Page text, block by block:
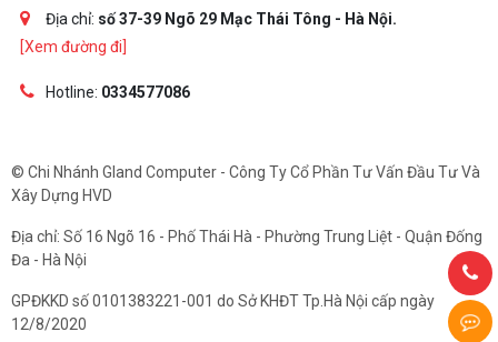
Địa chỉ: số 37-39 Ngõ 29 Mạc Thái Tông - Hà Nội.
[Xem đường đi]
Hotline: 0334577086
© Chi Nhánh Gland Computer - Công Ty Cổ Phần Tư Vấn Đầu Tư Và
Xây Dựng HVD
Địa chỉ: Số 16 Ngõ 16 - Phố Thái Hà - Phường Trung Liệt - Quận Đống
Đa - Hà Nội
GPĐKKD số 0101383221-001 do Sở KHĐT Tp.Hà Nội cấp ngày
12/8/2020